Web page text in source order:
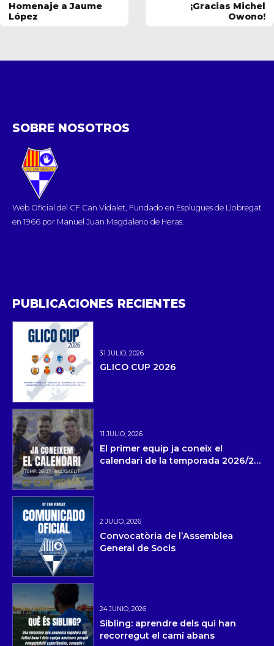
Homenaje a Jaume
López
¡Gracias Michel
Owono!
SOBRE NOSOTROS
Web Oficial del CF Can Vidalet, Fundado en Esplugues de Llobregat
en 1966 por Manuel Juan Magdaleno de Heras.
PUBLICACIONES RECIENTES
31 JULIO, 2026
GLICO CUP 2026
11 JULIO, 2026
El primer equip ja coneix el
calendari de la temporada 2026/27
2 JULIO, 2026
Convocatòria de l’Assemblea
General de Socis
24 JUNIO, 2026
Sibling: aprendre dels qui han
recorregut el camí abans